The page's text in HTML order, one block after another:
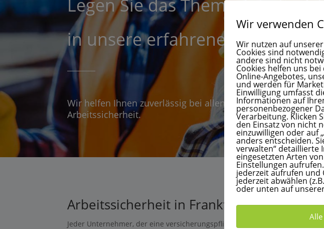
Legen Sie das Thema
in unsere erfahrenen Hände!
Wir helfen Ihnen zuverlässig bei allen Fragen rund um das
Arbeitssicherheit.
Arbeitssicherheit in Frankfurt am Main in
Jeder Unternehmer, der eine versicherungspflichtige Person beschäftigt,
Wir verwenden
Wir nutzen auf
Cookies sind
andere sind nicht
Cookies helfen uns
Online-Angebotes,
und werden für
Einwilligung umfasst
Informationen auf
personenbezogener
Verarbeitung. Klicken
den Einsatz von nicht
einzuwilligen oder auf
anders entscheiden.
verwalten“ detaillierte
eingesetzten Arten
Einstellungen
jederzeit aufrufen und
jederzeit abwählen
oder unten auf